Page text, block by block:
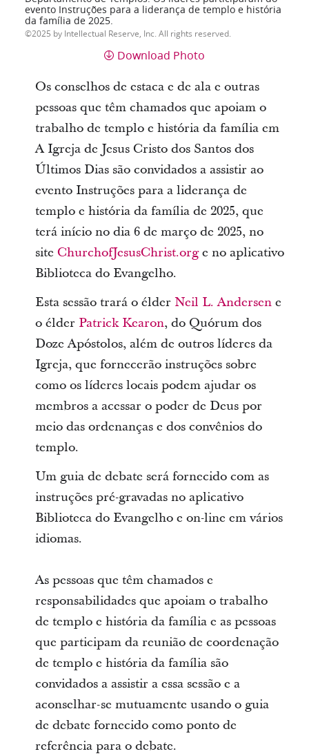
evento Instruções para a liderança de templo e história
da família de 2025.
2025 by Intellectual Reserve, Inc. All rights reserved.
Download Photo
Os conselhos de estaca e de ala e outras
pessoas que têm chamados que apoiam o
trabalho de templo e história da família em
A Igreja de Jesus Cristo dos Santos dos
Últimos Dias são convidados a assistir ao
evento Instruções para a liderança de
templo e história da família de 2025, que
terá início no dia 6 de março de 2025, no
site ChurchofJesusChrist.orge no aplicativo
Biblioteca do Evangelho.
Esta sessão trará o élder Neil L. Andersene
o élder Patrick Kearon, do Quórum dos
Doze Apóstolos, além de outros líderes da
Igreja, que fornecerão instruções sobre
como os líderes locais podem ajudar os
membros a acessar o poder de Deus por
meio das ordenanças e dos convênios do
templo.
Um guia de debate será fornecido com as
instruções pré-gravadas no aplicativo
Biblioteca do Evangelho e on-line em vários
idiomas.
As pessoas que têm chamados e
responsabilidades que apoiam o trabalho
de templo e história da família e as pessoas
que participam da reunião de coordenação
de templo e história da família são
convidados a assistir a essa sessão e a
aconselhar-se mutuamente usando o guia
de debate fornecido como ponto de
referência para o debate.